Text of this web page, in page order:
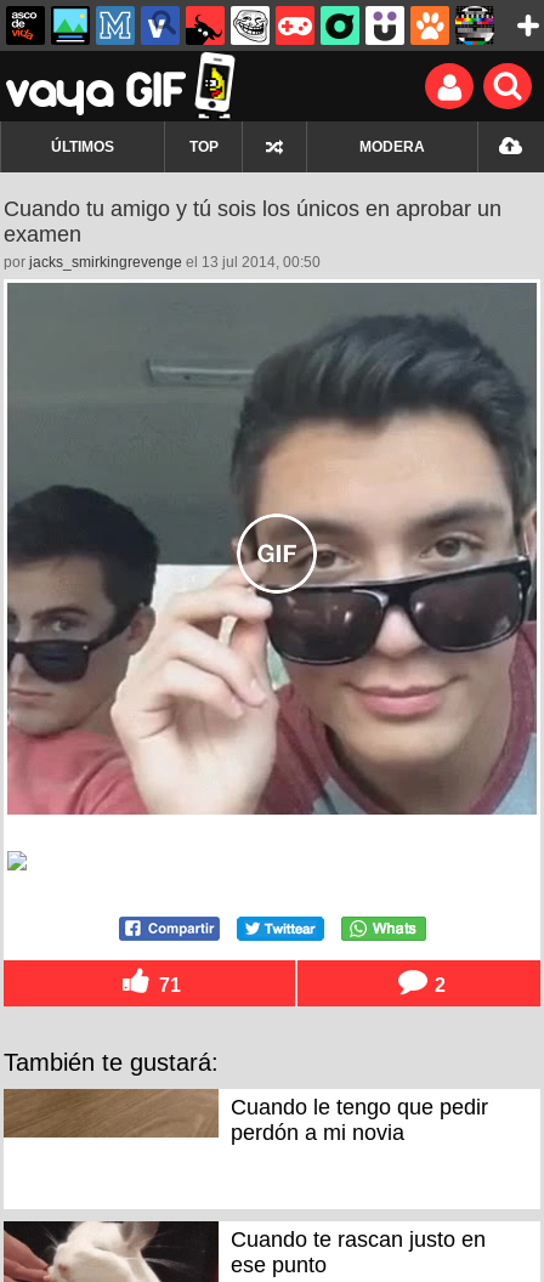
ÚLTIMOS TOP MODERA
Cuando tu amigo y tú sois los únicos en aprobar un
examen
por jacks_smirkingrevenge el 13 jul 2014, 00:50
71 2
También te gustará:
Cuando le tengo que pedir
perdón a mi novia
Cuando te rascan justo en
ese punto